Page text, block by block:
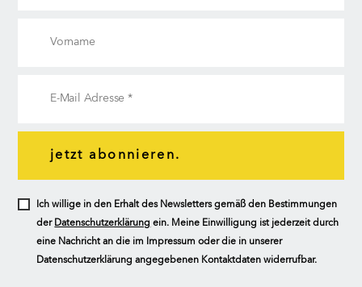
jetzt abonnieren.
Ich willige in den Erhalt des Newsletters gemäß den Bestimmungen
der Datenschutzerklärung ein. Meine Einwilligung ist jederzeit durch
eine Nachricht an die im Impressum oder die in unserer
Datenschutzerklärung angegebenen Kontaktdaten widerrufbar.